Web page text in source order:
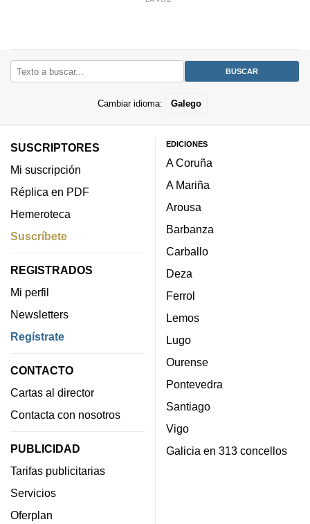
Cambiar idioma: Galego
SUSCRIPTORES
Mi suscripción
Réplica en PDF
Hemeroteca
Suscríbete
REGISTRADOS
Mi perfil
Newsletters
Regístrate
CONTACTO
Cartas al director
Contacta con nosotros
PUBLICIDAD
Tarifas publicitarias
Servicios
Oferplan
EDICIONES
A Coruña
A Mariña
Arousa
Barbanza
Carballo
Deza
Ferrol
Lemos
Lugo
Ourense
Pontevedra
Santiago
Vigo
Galicia en 313 concellos